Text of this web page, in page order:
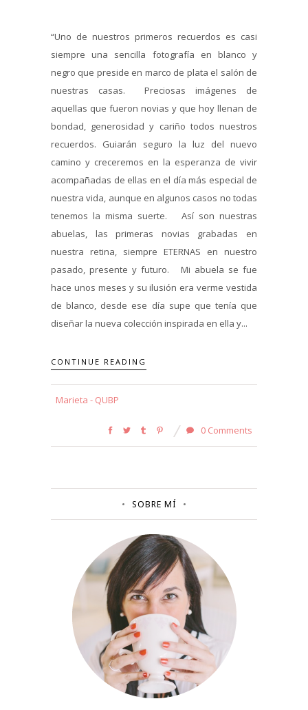
“Uno de nuestros primeros recuerdos es casi
siempre una sencilla fotografía en blanco y
negro que preside en marco de plata el salón de
nuestras casas. Preciosas imágenes de
aquellas que fueron novias y que hoy llenan de
bondad, generosidad y cariño todos nuestros
recuerdos. Guiarán seguro la luz del nuevo
camino y creceremos en la esperanza de vivir
acompañadas de ellas en el día más especial de
nuestra vida, aunque en algunos casos no todas
tenemos la misma suerte. Así son nuestras
abuelas, las primeras novias grabadas en
nuestra retina, siempre ETERNAS en nuestro
pasado, presente y futuro. Mi abuela se fue
hace unos meses y su ilusión era verme vestida
de blanco, desde ese día supe que tenía que
diseñar la nueva colección inspirada en ella y...
CONTINUE READING
Marieta - QUBP
0 Comments
SOBRE MÍ